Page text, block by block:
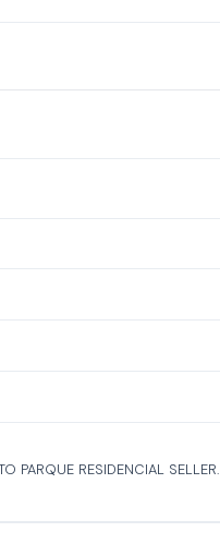
PARQUE RESIDENCIAL SELLER.